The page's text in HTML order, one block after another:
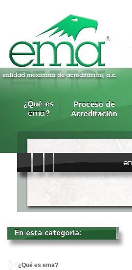
En esta categoría:
¿Qué es ema?